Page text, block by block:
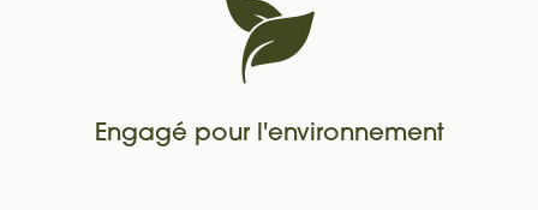
Engagé pour l'environnement